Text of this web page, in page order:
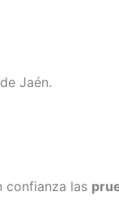
Jaén.
confianza las